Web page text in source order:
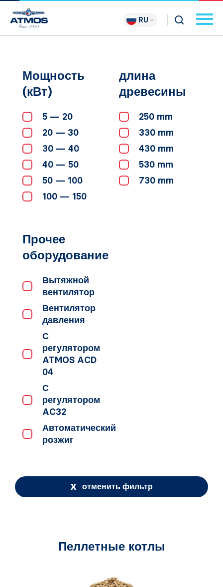
RU
Мощность
(кВт)
5 — 20
20 — 30
30 — 40
40 — 50
50 — 100
100 — 150
длина
древесины
250 mm
330 mm
430 mm
530 mm
730 mm
Прочее
оборудование
Вытяжной
вентилятор
Вентилятор
давления
С
регулятором
ATMOS ACD
04
С
регулятором
AC32
Автоматический
розжиг
отменить фильтр
Пеллетные котлы